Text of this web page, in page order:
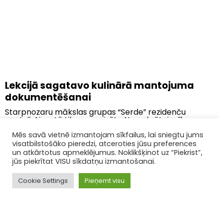
Lekcijā sagatavo kulinārā mantojuma
dokumentēšanai
Starpnozaru mākslas grupas “Serde” rezidenču
centrā Aizputē tika organizēta Novadpētniecības
dokumentēšanas iespējas un interpretācijas...
Mēs savā vietnē izmantojam sīkfailus, lai sniegtu jums
visatbilstošāko pieredzi, atceroties jūsu preferences
un atkārtotus apmeklējumus. Noklikšķinot uz “Piekrist”,
jūs piekrītat VISU sīkdatņu izmantošanai.
Cookie Settings Pieņemt visu